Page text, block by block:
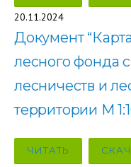
20.11.2024
Документ
лесного фонда
лесничеств и
территории М
ЧИТАТЬ